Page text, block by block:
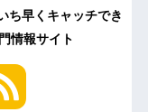
ち早くキャッチでき
情報サイト